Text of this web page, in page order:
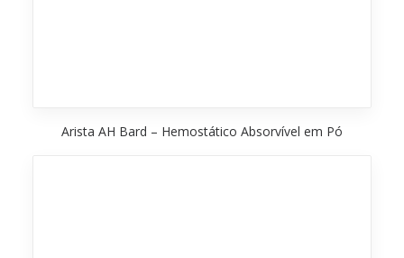
Arista AH Bard – Hemostático Absorvível em Pó